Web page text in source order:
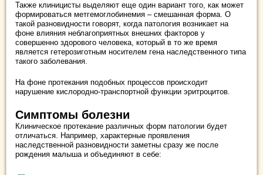
Также клиницисты выделяют еще один вариант того, как может
формироваться метгемоглобинемия – смешанная форма. О
такой разновидности говорят, когда патология возникает на
фоне влияния неблагоприятных внешних факторов у
совершенно здорового человека, который в то же время
является гетерозиготным носителем гена наследственного типа
такого заболевания.
На фоне протекания подобных процессов происходит
нарушение кислородно-транспортной функции эритроцитов.
Симптомы болезни
Клиническое протекание различных форм патологии будет
отличаться. Например, характерные проявления
наследственной разновидности заметны сразу же после
рождения малыша и объединяют в себе: